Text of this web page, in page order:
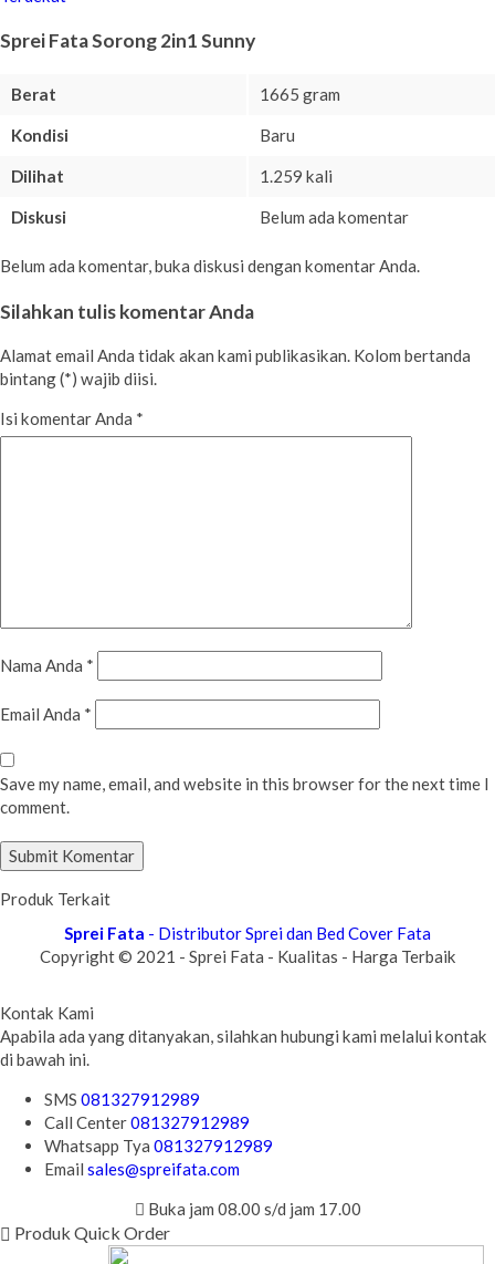
Sprei Fata Sorong 2in1 Sunny
Berat 1665 gram
Kondisi Baru
Dilihat 1.259 kali
Diskusi Belum ada komentar
Belum ada komentar, buka diskusi dengan komentar Anda.
Silahkan tulis komentar Anda
Alamat email Anda tidak akan kami publikasikan. Kolom bertanda
bintang (*) wajib diisi.
Isi komentar Anda *
Nama Anda *
Email Anda *
Save my name, email, and website in this browser for the next time I
comment.
Produk Terkait
Sprei Fata - Distributor Sprei dan Bed Cover Fata
Copyright © 2021 - Sprei Fata - Kualitas - Harga Terbaik
Kontak Kami
Apabila ada yang ditanyakan, silahkan hubungi kami melalui kontak
di bawah ini.
SMS 081327912989
Call Center081327912989
Whatsapp Tya 081327912989
Email sales@spreifata.com
Buka jam 08.00 s/d jam 17.00
Produk Quick Order